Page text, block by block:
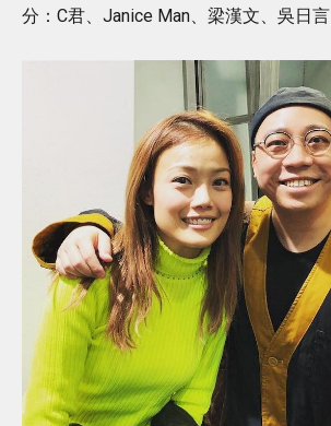
分：C君、Janice Man、梁漢文、吳日言